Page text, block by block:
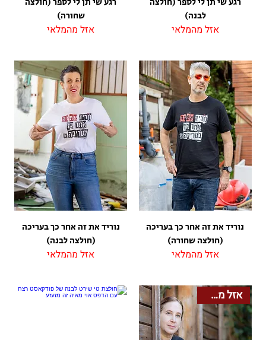
לבנה)
אזל מהמלאי
שחורה)
אזל מהמלאי
נוריד את זה אחר כך בעריכה
(חולצה שחורה)
אזל מהמלאי
נוריד את זה אחר כך בעריכה
(חולצה לבנה)
אזל מהמלאי
אזל מהמלאי